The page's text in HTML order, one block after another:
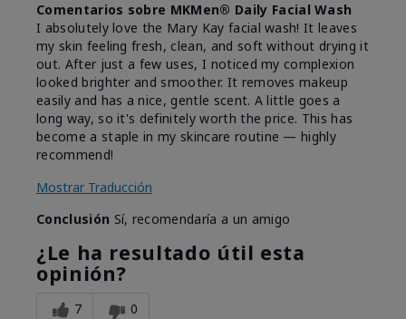
Comentarios sobre MKMen® Daily Facial Wash
I absolutely love the Mary Kay facial wash! It leaves
my skin feeling fresh, clean, and soft without drying it
out. After just a few uses, I noticed my complexion
looked brighter and smoother. It removes makeup
easily and has a nice, gentle scent. A little goes a
long way, so it's definitely worth the price. This has
become a staple in my skincare routine — highly
recommend!
Mostrar Traducción
Conclusión Sí, recomendaría a un amigo
¿Le ha resultado útil esta
opinión?
7 0